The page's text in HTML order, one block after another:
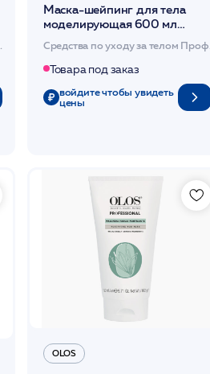
Маска-шейпинг для тела
моделирующая 600 мл
Средства по уходу за телом Проф.
Товара под заказ
войдите чтобы увидеть
цены
OLOS